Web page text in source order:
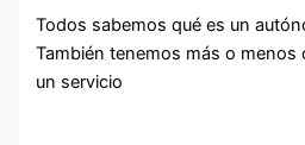
Todos sabemos qué es un
También tenemos más o menos
un servicio